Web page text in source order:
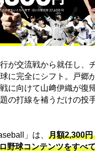
が交流戦から就任し、
に完全にシフト。戸郷
に向けて山﨑伊織が復
の打線を補うだけの投
」は、 月額2,300
野球コンテンツをすべ